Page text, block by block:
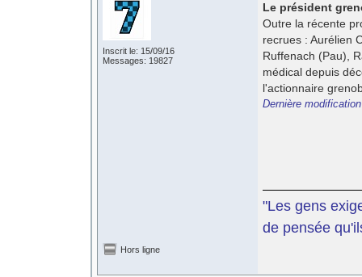
Inscrit le: 15/09/16
Messages: 19827
Le président
Outre la récente
recrues : Aurélien
Ruffenach (Pau),
médical depuis
l'actionnaire
Dernière
"Les gens
de pensée
Hors ligne